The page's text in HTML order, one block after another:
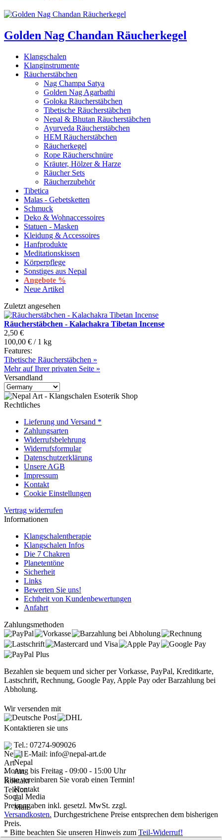
Golden Nag Chandan Räucherkegel
Klangschalen
Klanginstrumente
Räucherstäbchen
Nag Champa Satya
Golden Nag Agarbathi
Goloka Räucherstäbchen
Tibetische Räucherstäbchen
Nepal & Bhutan Räucherstäbchen
Ayurveda Räucherstäbchen
HEM Räucherstäbchen
Räucherkegel
Rope Räucherschnüre
Kräuter, Hölzer & Harze
Räucher Sets
Räucherzubehör
Tibetica
Malas - Gebetsketten
Schmuck
Deko & Wohnaccessoires
Statuen - Masken
Kleidung & Accessoires
Hanfprodukte
Meditationskissen
Körperpflege
Sonstiges aus Nepal
Angebote %
Neue Artikel
Zuletzt angesehen
Räucherstäbchen - Kalachakra Tibetan Incense
2,50 €
100,00 € / 1 kg
Features:
Tibetische Räucherstäbchen »
Mehr auf Ihrer privaten Seite »
Versandland
Rechtliches
Lieferung und Versand *
Zahlungsarten
Widerrufsbelehrung
Widerrufsformular
Datenschutzerklärung
Unsere AGB
Impressum
Kontakt
Cookie Einstellungen
Vertrag widerrufen
Informationen
Klangschalentherapie
Klangschalen Infos
Die 7 Chakren
Planetentöne
Sicherheit
Links
Bewerten Sie uns!
Echtheit von Kundenbewertungen
Anfahrt
Zahlungsmethoden
Bezahlen sie bequem und sicher per Vorkasse, PayPal, Kreditkarte,
Lastschrift, Rechnung, Google Pay, Apple Pay oder Barzahlung bei
Abholung.
Wir versenden mit
Kontaktieren sie uns
Tel.: 07274-909026
E-Mail: info@nepal-art.de
Montag bis Freitag - 09:00 - 15:00 Uhr
Bitte vereinbaren Sie vorab einen Termin!
Social Media
Preisangaben inkl. gesetzl. MwSt. zzgl.
Versandkosten. Durchgestrichene Preise entsprechen dem bisherigen
Preis.
* Bitte beachten Sie unseren Hinweis zum Teil-Widerruf!